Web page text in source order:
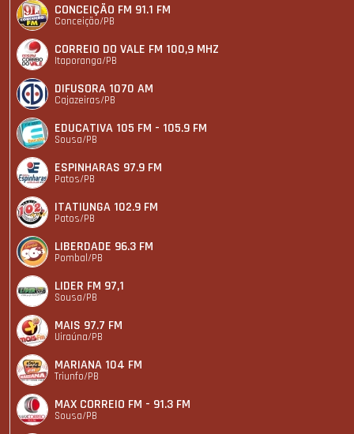
CONCEIÇÃO FM 91.1 FM
Conceição/PB
CORREIO DO VALE FM 100,9 MHZ
Itaporanga/PB
DIFUSORA 1070 AM
Cajazeiras/PB
EDUCATIVA 105 FM - 105.9 FM
Sousa/PB
ESPINHARAS 97.9 FM
Patos/PB
ITATIUNGA 102.9 FM
Patos/PB
LIBERDADE 96.3 FM
Pombal/PB
LIDER FM 97,1
Sousa/PB
MAIS 97.7 FM
Uiraúna/PB
MARIANA 104 FM
Triunfo/PB
MAX CORREIO FM - 91.3 FM
Sousa/PB